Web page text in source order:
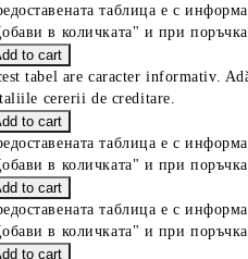
таблица е с
в количката" и при
tabel are caracter informativ.
cererii de creditare.
таблица е с
в количката" и при
таблица е с
в количката" и при